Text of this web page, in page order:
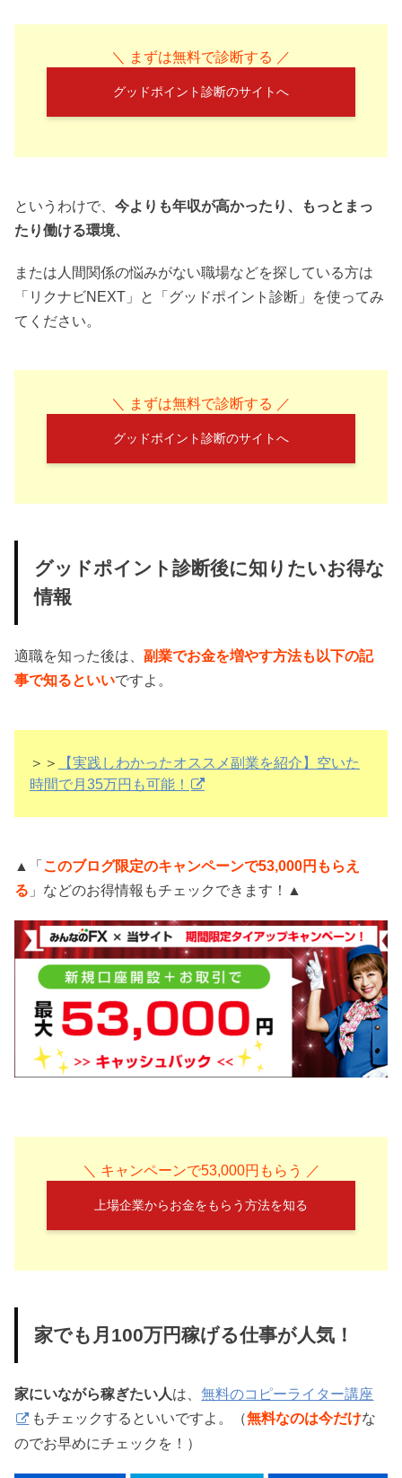
＼ まずは無料で診断する ／
グッドポイント診断のサイトへ
というわけで、今よりも年収が高かったり、もっとまっ
たり働ける環境、
または人間関係の悩みがない職場などを探している方は
「リクナビNEXT」と「グッドポイント診断」を使ってみ
てください。
＼ まずは無料で診断する ／
グッドポイント診断のサイトへ
グッドポイント診断後に知りたいお得な
情報
適職を知った後は、副業でお金を増やす方法も以下の記
事で知るといいですよ。
＞＞
【実践しわかったオススメ副業を紹介】空いた
時間で月35万円も可能！
▲「 このブログ限定のキャンペーンで53,000円もらえ
る 」などのお得情報もチェックできます！▲
＼ キャンペーンで53,000円もらう ／
上場企業からお金をもらう方法を知る
家でも月100万円稼げる仕事が人気！
家にいながら稼ぎたい人は、無料のコピーライター講座
もチェックするといいですよ。（無料なのは今だけな
のでお早めにチェックを！）